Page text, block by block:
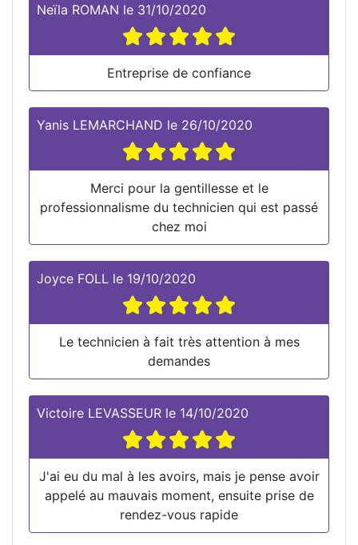
Neïla ROMAN le 31/10/2020
Entreprise de confiance
Yanis LEMARCHAND le 26/10/2020
Merci pour la gentillesse et le
professionnalisme du technicien qui est passé
chez moi
Joyce FOLL le 19/10/2020
Le technicien à fait très attention à mes
demandes
Victoire LEVASSEUR le 14/10/2020
J'ai eu du mal à les avoirs, mais je pense avoir
appelé au mauvais moment, ensuite prise de
rendez-vous rapide